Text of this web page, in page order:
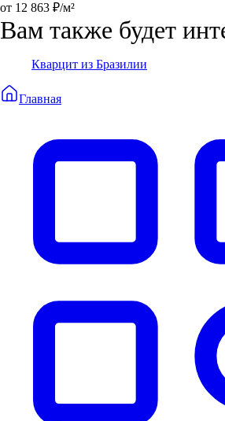
от 12 863 ₽/м²
Вам также будет
Кварцит из Бразилии
Главная